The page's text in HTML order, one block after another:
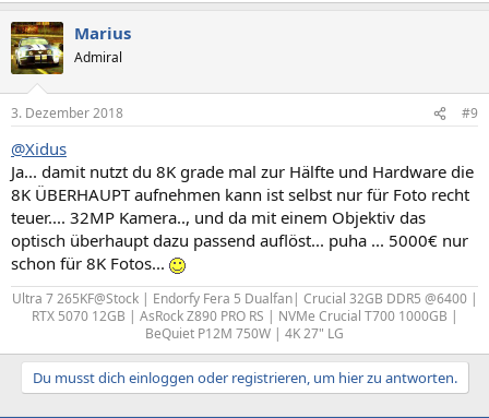
Marius
Admiral
3. Dezember 2018 #9
@Xidus
Ja... damit nutzt du 8K grade mal zur Hälfte und Hardware die
8K ÜBERHAUPT aufnehmen kann ist selbst nur für Foto recht
teuer.... 32MP Kamera.., und da mit einem Objektiv das
optisch überhaupt dazu passend auflöst... puha ... 5000€ nur
schon für 8K Fotos...
Ultra 7 265KF@Stock | Endorfy Fera 5 Dualfan| Crucial 32GB DDR5 @6400 |
RTX 5070 12GB | AsRock Z890 PRO RS | NVMe Crucial T700 1000GB |
BeQuiet P12M 750W | 4K 27" LG​
Du musst dich einloggen oder registrieren, um hier zu antworten.